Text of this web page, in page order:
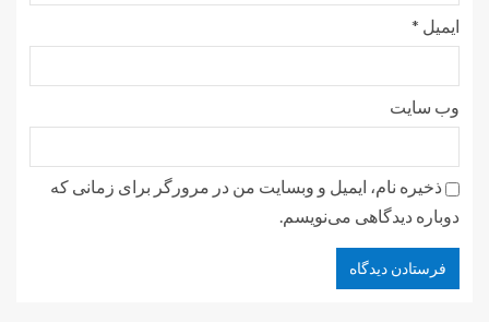
ایمیل *
وب‌ سایت
ذخیره نام، ایمیل و وبسایت من در مرورگر برای زمانی که
دوباره دیدگاهی می‌نویسم.